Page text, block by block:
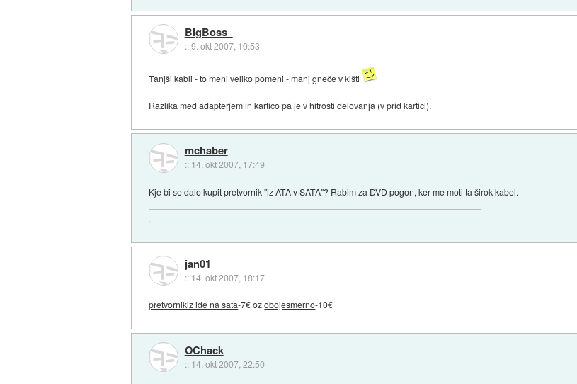
BigBoss_
::9. okt 2007, 10:53
Tanjši kabli - to meni veliko pomeni - manj gneče v kišti
Razlika med adapterjem in kartico pa je v hitrosti delovanja (v prid kartici).
mchaber
:: 14. okt 2007, 17:49
Kje bi se dalo kupit pretvornik "iz ATA v SATA"? Rabim za DVD pogon, ker me moti ta širok kabel.
.
jan01
:: 14. okt 2007, 18:17
pretvornikiz ide na sata-7€ ozobojesmerno-10€
OChack
:: 14. okt 2007, 22:50